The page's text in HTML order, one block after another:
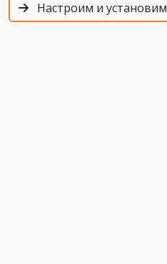
Настроим и установим